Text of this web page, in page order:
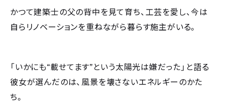
かつて建築士の父の背中を見て育ち、工芸を愛し、今は
自らリノベーションを重ねながら暮らす施主がいる。
「いかにも“載せてます”という太陽光は嫌だった」と語る
彼女が選んだのは、風景を壊さないエネルギーのかた
ち。